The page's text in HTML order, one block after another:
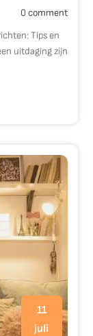
0 comment
Tips en
uitdaging zijn
11
juli